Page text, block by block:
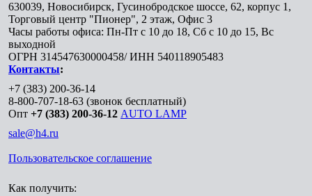
630039, Новосибирск, Гусинобродское шоссе, 62, корпус 1,
Торговый центр "Пионер", 2 этаж, Офис 3
Часы работы офиса: Пн-Пт с 10 до 18, Сб с 10 до 15, Вс
выходной
ОГРН 314547630000458/ ИНН 540118905483
Контакты:
+7 (383) 200-36-14
8-800-707-18-63 (звонок бесплатный)
Опт +7 (383) 200-36-12 AUTO LAMP
sale@h4.ru
Пользовательское соглашение
Как получить: